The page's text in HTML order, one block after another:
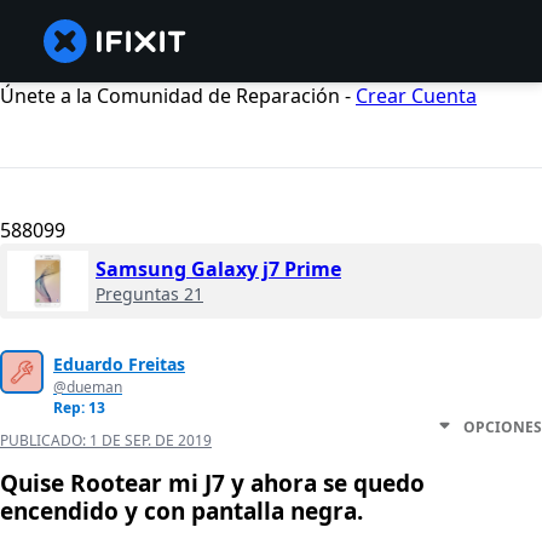
Únete a la Comunidad de Reparación - Crear Cuenta
588099
Samsung Galaxy j7 Prime
Preguntas 21
Eduardo Freitas
@dueman
Rep: 13
PUBLICADO: 1 DE SEP. DE 2019
OPCIONES
Quise Rootear mi J7 y ahora se quedo
encendido y con pantalla negra.